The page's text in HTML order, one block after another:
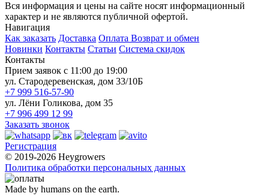
Вся информация и цены на сайте носят информационный
характер и не являются публичной офертой.
Навигация
Как заказать Доставка Оплата Возврат и обмен
Новинки Контакты Статьи Система скидок
Контакты
Прием заявок с 11:00 до 19:00
ул. Стародеревенская, дом 33/10Б
+7 999 516-57-90
ул. Лёни Голикова, дом 35
+7 996 499 12 99
Заказать звонок
Регистрация
© 2019-2026 Heygrowers
Политика обработки персональных данных
Made by humans on the earth.